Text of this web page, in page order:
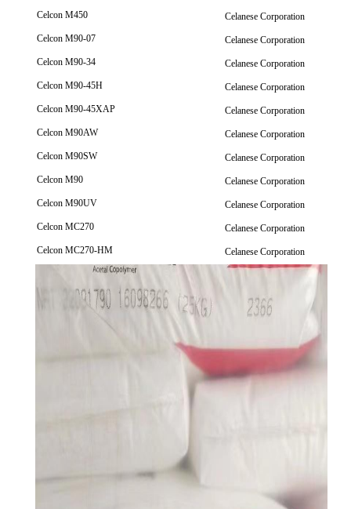
Celcon M450
Celanese Corporation
Celcon M90-07
Celanese Corporation
Celcon M90-34
Celanese Corporation
Celcon M90-45H
Celanese Corporation
Celcon M90-45XAP
Celanese Corporation
Celcon M90AW
Celanese Corporation
Celcon M90SW
Celanese Corporation
Celcon M90
Celanese Corporation
Celcon M90UV
Celanese Corporation
Celcon MC270
Celanese Corporation
Celcon MC270-HM
Celanese Corporation